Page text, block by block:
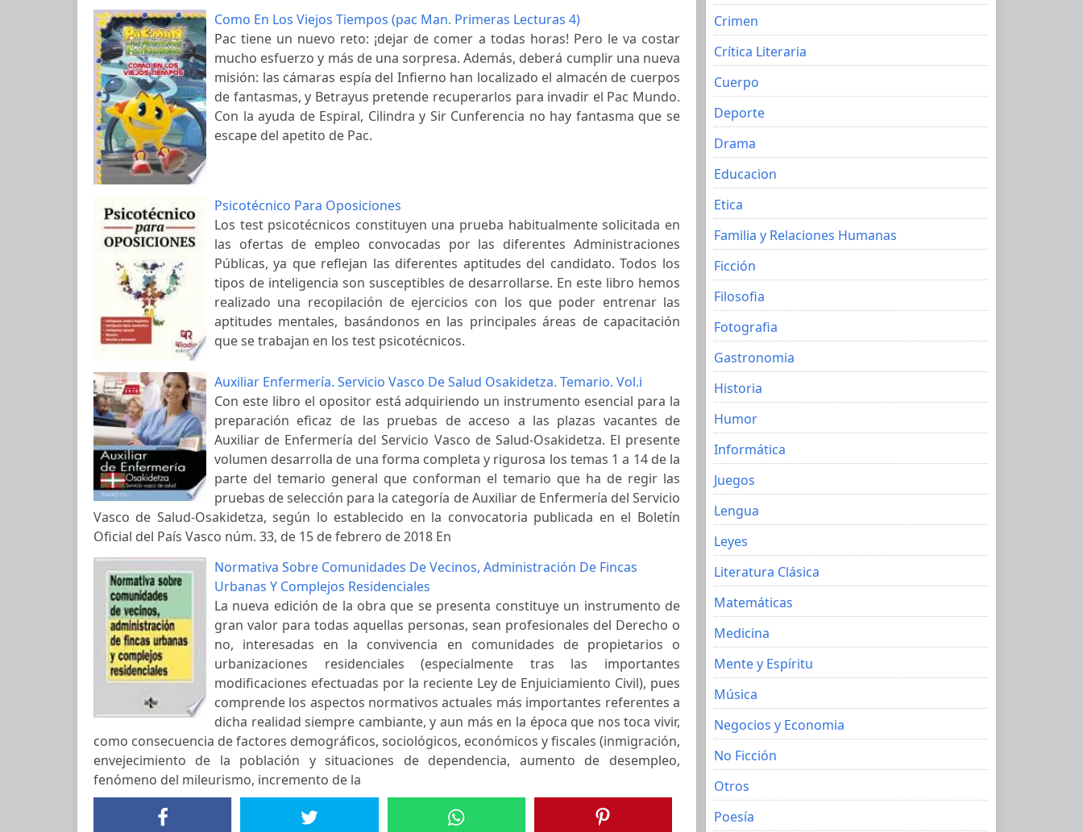
Como En Los Viejos Tiempos (pac Man. Primeras Lecturas 4)
Pac tiene un nuevo reto: ¡dejar de comer a todas horas! Pero le va costar
mucho esfuerzo y más de una sorpresa. Además, deberá cumplir una nueva
misión: las cámaras espía del Infierno han localizado el almacén de cuerpos
de fantasmas, y Betrayus pretende recuperarlos para invadir el Pac Mundo.
Con la ayuda de Espiral, Cilindra y Sir Cunferencia no hay fantasma que se
escape del apetito de Pac.
Psicotécnico Para Oposiciones
Los test psicotécnicos constituyen una prueba habitualmente solicitada en
las ofertas de empleo convocadas por las diferentes Administraciones
Públicas, ya que reflejan las diferentes aptitudes del candidato. Todos los
tipos de inteligencia son susceptibles de desarrollarse. En este libro hemos
realizado una recopilación de ejercicios con los que poder entrenar las
aptitudes mentales, basándonos en las principales áreas de capacitación
que se trabajan en los test psicotécnicos.
Auxiliar Enfermería. Servicio Vasco De Salud Osakidetza. Temario. Vol.i
Con este libro el opositor está adquiriendo un instrumento esencial para la
preparación eficaz de las pruebas de acceso a las plazas vacantes de
Auxiliar de Enfermería del Servicio Vasco de Salud-Osakidetza. El presente
volumen desarrolla de una forma completa y rigurosa los temas 1 a 14 de la
parte del temario general que conforman el temario que ha de regir las
pruebas de selección para la categoría de Auxiliar de Enfermería del Servicio
Vasco de Salud-Osakidetza, según lo establecido en la convocatoria publicada en el Boletín
Oficial del País Vasco núm. 33, de 15 de febrero de 2018 En
Normativa Sobre Comunidades De Vecinos, Administración De Fincas
Urbanas Y Complejos Residenciales
La nueva edición de la obra que se presenta constituye un instrumento de
gran valor para todas aquellas personas, sean profesionales del Derecho o
no, interesadas en la convivencia en comunidades de propietarios o
urbanizaciones residenciales (especialmente tras las importantes
modificaciones efectuadas por la reciente Ley de Enjuiciamiento Civil), pues
comprende los aspectos normativos actuales más importantes referentes a
dicha realidad siempre cambiante, y aun más en la época que nos toca vivir,
como consecuencia de factores demográficos, sociológicos, económicos y fiscales (inmigración,
envejecimiento de la población y situaciones de dependencia, aumento de desempleo,
fenómeno del mileurismo, incremento de la
Crimen
Crítica Literaria
Cuerpo
Deporte
Drama
Educacion
Etica
Familia y Relaciones Humanas
Ficción
Filosofia
Fotografia
Gastronomia
Historia
Humor
Informática
Juegos
Lengua
Leyes
Literatura Clásica
Matemáticas
Medicina
Mente y Espíritu
Música
Negocios y Economia
No Ficción
Otros
Poesía